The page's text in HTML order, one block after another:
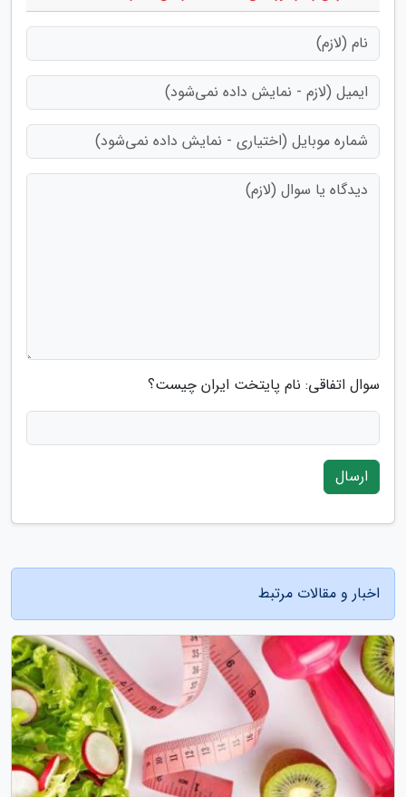
سوال اتفاقی: نام پایتخت ایران چیست؟
ارسال
اخبار و مقالات مرتبط